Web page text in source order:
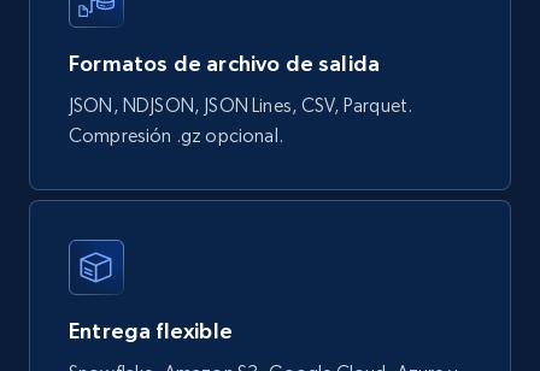
823+
Wayfair products
Initial price, Discount, Final price, and more.
eCommerce
822+ 80+
Formatos de archivo de salida
JSON, NDJSON, JSON Lines, CSV, Parquet.
Compresión .gz opcional.
Entrega flexible